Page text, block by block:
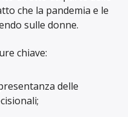
che la pandemia e le
sulle donne.
chiave:
delle